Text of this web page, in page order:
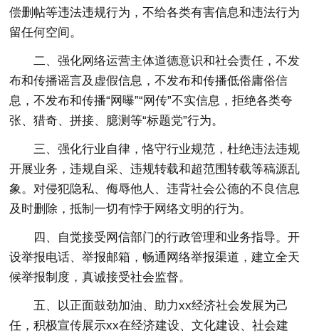
偿删帖等违法违规行为，不给各类有害信息和违法行为
留任何空间。
二、强化网络运营主体道德意识和社会责任，不发
布和传播谣言及虚假信息，不发布和传播低俗庸俗信
息，不发布和传播“网曝”“网传”不实信息，拒绝各类夸
张、猎奇、拼接、臆测等“标题党”行为。
三、强化行业自律，恪守行业规范，杜绝违法违规
开展业务，违规自采、违规转载和超范围转载等稿源乱
象。对侵犯隐私、侮辱他人、违背社会公德的不良信息
及时删除，抵制一切有悖于网络文明的行为。
四、自觉接受网信部门的行政管理和业务指导。开
设举报电话、举报邮箱，畅通网络举报渠道，建立全天
候举报制度，真诚接受社会监督。
五、以正面鼓劲加油、助力xx经济社会发展为己
任，积极宣传展示xx在经济建设、文化建设、社会建